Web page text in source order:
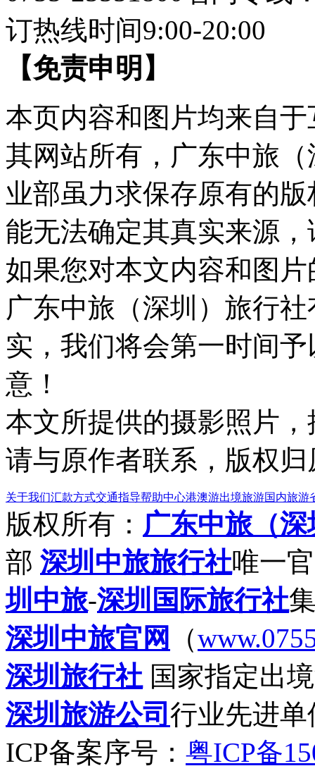
订热线时间9:00-20:00
【免责申明】
本页内容和图片均来自
其网站所有，广东中旅
业部虽力求保存原有的
能无法确定其真实来源
如果您对本文内容和图
广东中旅（深圳）旅行
实，我们将会第一时间
意！
本文所提供的摄影照片
请与原作者联系，版权
关于我们汇款方式交通指导帮助中心港澳游出境旅游国内旅游
版权所有： 广东中旅（
部 深圳中旅旅行社唯一
圳中旅-深圳国际旅行社
深圳中旅官网
（
深圳旅行社 国家指定出
深圳旅游公司 行业先进单
ICP备案序号： 粤ICP备